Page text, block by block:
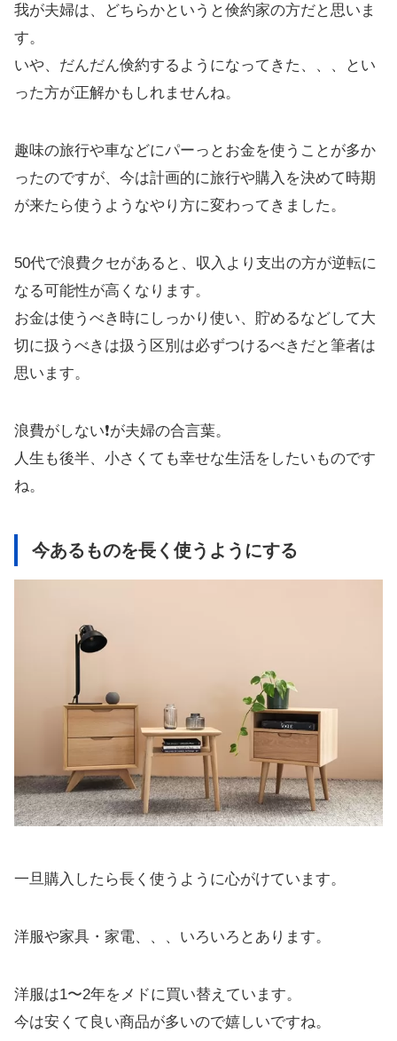
我が夫婦は、どちらかというと倹約家の方だと思いま
す。
いや、だんだん倹約するようになってきた、、、とい
った方が正解かもしれませんね。
趣味の旅行や車などにパーっとお金を使うことが多か
ったのですが、今は計画的に旅行や購入を決めて時期
が来たら使うようなやり方に変わってきました。
50代で浪費クセがあると、収入より支出の方が逆転に
なる可能性が高くなります。
お金は使うべき時にしっかり使い、貯めるなどして大
切に扱うべきは扱う区別は必ずつけるべきだと筆者は
思います。
浪費がしない❗️が夫婦の合言葉。
人生も後半、小さくても幸せな生活をしたいものです
ね。
今あるものを長く使うようにする
一旦購入したら長く使うように心がけています。
洋服や家具・家電、、、いろいろとあります。
洋服は1〜2年をメドに買い替えています。
今は安くて良い商品が多いので嬉しいですね。